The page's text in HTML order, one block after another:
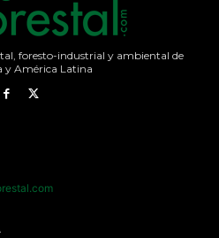
foresto-industrial y ambiental de
y América Latina